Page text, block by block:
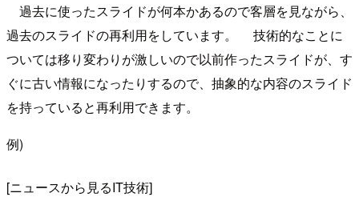
過去に使ったスライドが何本かあるので客層を見ながら、
過去のスライドの再利用をしています。 技術的なことに
ついては移り変わりが激しいので以前作ったスライドが、す
ぐに古い情報になったりするので、抽象的な内容のスライド
を持っていると再利用できます。
例)
[ニュースから見るIT技術]